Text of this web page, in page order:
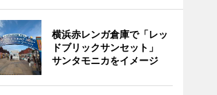
横浜赤レンガ倉庫で「レッ
ドブリックサンセット」
サンタモニカをイメージ